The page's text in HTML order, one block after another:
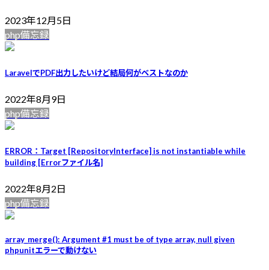
2023年12月5日
php備忘録
LaravelでPDF出力したいけど結局何がベストなのか
2022年8月9日
php備忘録
ERROR：Target [RepositoryInterface] is not instantiable while
building [Errorファイル名]
2022年8月2日
php備忘録
array_merge(): Argument #1 must be of type array, null given
phpunitエラーで動けない